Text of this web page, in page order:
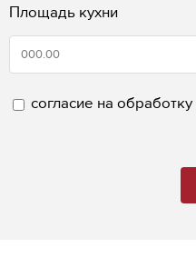
Площадь кухни
согласие на обработку